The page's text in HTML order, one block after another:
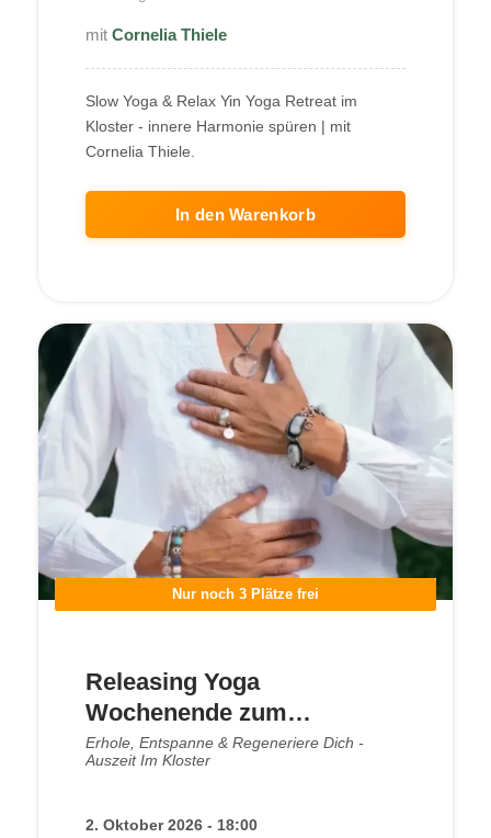
Cornelia Thiele
Slow Yoga & Relax Yin Yoga Retreat im
Kloster - innere Harmonie spüren | mit
Cornelia Thiele.
In den Warenkorb
Nur noch 3 Plätze frei
Releasing Yoga
Wochenende zum
Loslassen · Kloster
Steinfeld Okt 2026
Erhole, Entspanne & Regeneriere Dich -
Auszeit Im Kloster
2. Oktober 2026 - 18:00